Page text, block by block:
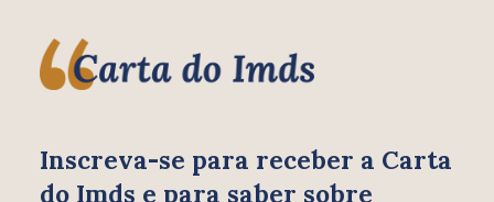
Inscreva-se para receber a Carta
do Imds e para saber sobre